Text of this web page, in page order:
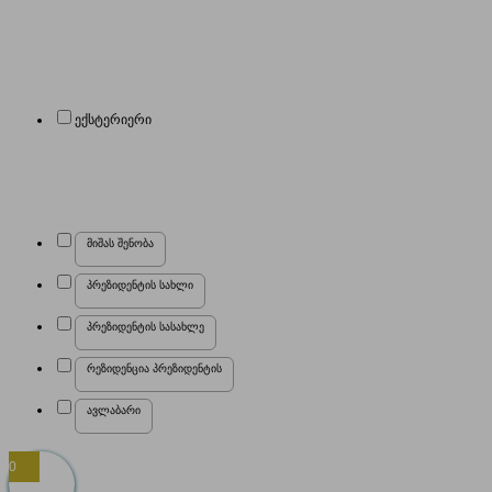
ექსტერიერი
მიშას შენობა
პრეზიდენტის სახლი
პრეზიდენტის სასახლე
რეზიდენცია პრეზიდენტის
ავლაბარი
0